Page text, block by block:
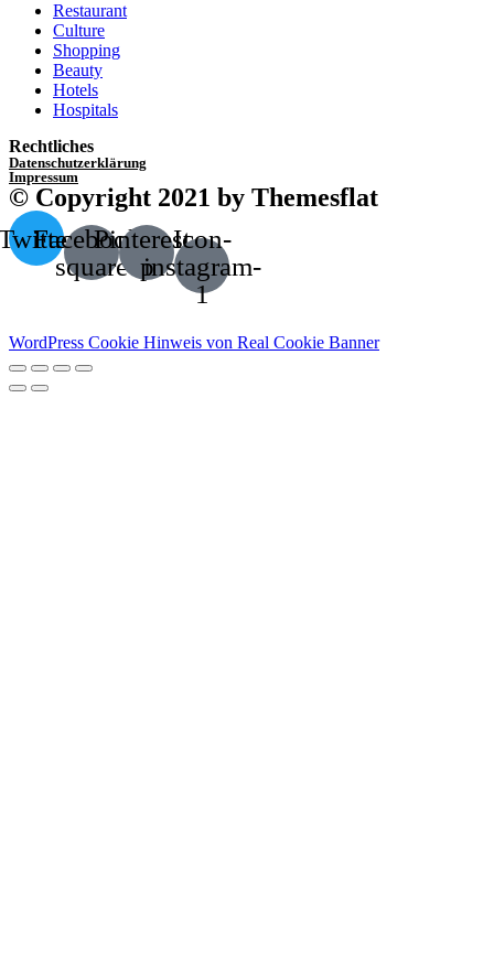
Restaurant
Culture
Shopping
Beauty
Hotels
Hospitals
Rechtliches
Datenschutzerklärung
Impressum
© Copyright 2021 by Themesflat
Facebook-
square
Pinterest-
p
Icon-
instagram-
1
WordPress Cookie Hinweis von Real Cookie Banner